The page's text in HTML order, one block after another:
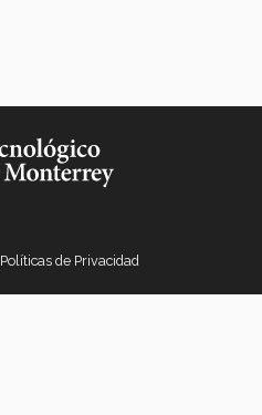
Políticas de Privacidad